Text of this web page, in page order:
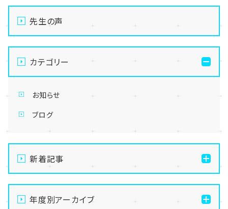
先生の声
カテゴリー
お知らせ
ブログ
新着記事
通信制高校の学習風景
メイク美容専攻の授業風景
年度別アーカイブ